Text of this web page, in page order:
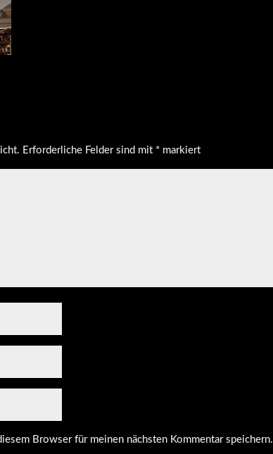
Erforderliche Felder sind mit * markiert
Browser für meinen nächsten Kommentar speichern.